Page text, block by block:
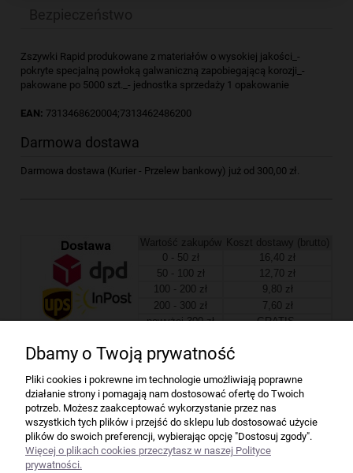
Zszywki Rapid produkowane z materiałów o wysokiej jakości_-
pokryte specjalną powłoką galwaniczną zapobiegającą korozji_-
pakowane po 5000 szt._- jednostka sprzedaży 1 opakowanie
EAN: 7313468620004;7313462486200
Darmowa dostawa
Darmowa dostawa (Kurier - Przelew bankowy) już od 300,00 zł.
Wartość zakupów
Koszt dostawy (brutto)
0 - 50 zł
16,40 zł
50 - 100 zł
12,70 zł
100 - 200 zł
9,80 zł
200 - 300 zł
7,60 zł
powyżej 300 zł
GRATIS
Firma
Bindownice wg producentów
Niszczarki wg producentów
Dbamy o Twoją prywatność
Pliki cookies i pokrewne im technologie umożliwiają poprawne
działanie strony i pomagają nam dostosować ofertę do Twoich
potrzeb. Możesz zaakceptować wykorzystanie przez nas
wszystkich tych plików i przejść do sklepu lub dostosować użycie
plików do swoich preferencji, wybierając opcję "Dostosuj zgody".
Więcej o plikach cookies przeczytasz w naszej Polityce
prywatności.